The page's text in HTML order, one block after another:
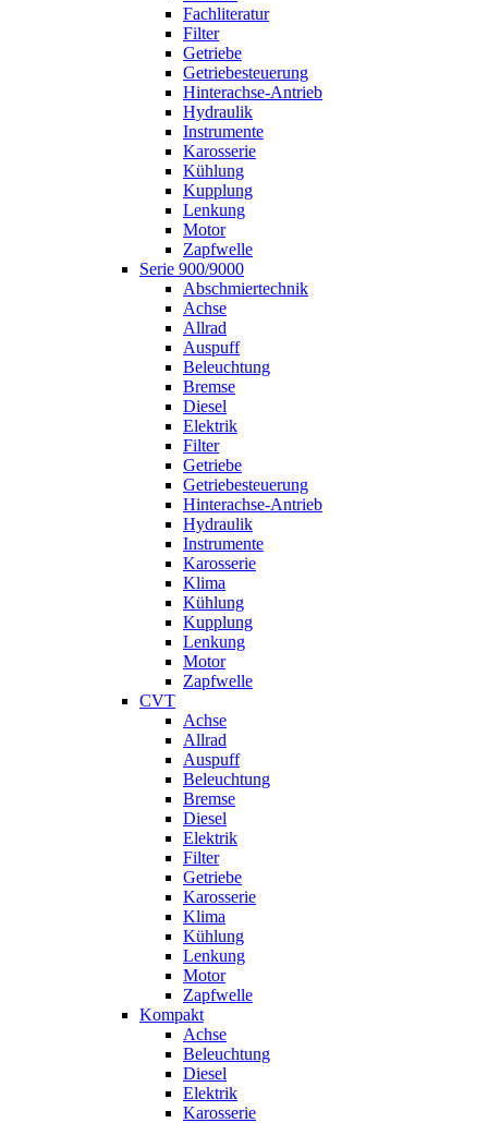
Fachliteratur
Filter
Getriebe
Getriebesteuerung
Hinterachse-Antrieb
Hydraulik
Instrumente
Karosserie
Kühlung
Kupplung
Lenkung
Motor
Zapfwelle
Serie 900/9000
Abschmiertechnik
Achse
Allrad
Auspuff
Beleuchtung
Bremse
Diesel
Elektrik
Filter
Getriebe
Getriebesteuerung
Hinterachse-Antrieb
Hydraulik
Instrumente
Karosserie
Klima
Kühlung
Kupplung
Lenkung
Motor
Zapfwelle
CVT
Achse
Allrad
Auspuff
Beleuchtung
Bremse
Diesel
Elektrik
Filter
Getriebe
Karosserie
Klima
Kühlung
Lenkung
Motor
Zapfwelle
Kompakt
Achse
Beleuchtung
Diesel
Elektrik
Karosserie